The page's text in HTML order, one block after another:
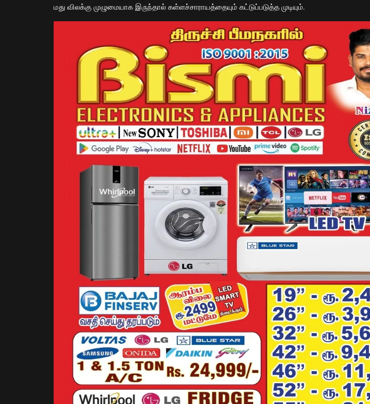
மது விலக்கு முழுமையாக இருந்தால் கள்ளச்சாராயத்தையும் கட்டுப்படுத்த முடியும்.